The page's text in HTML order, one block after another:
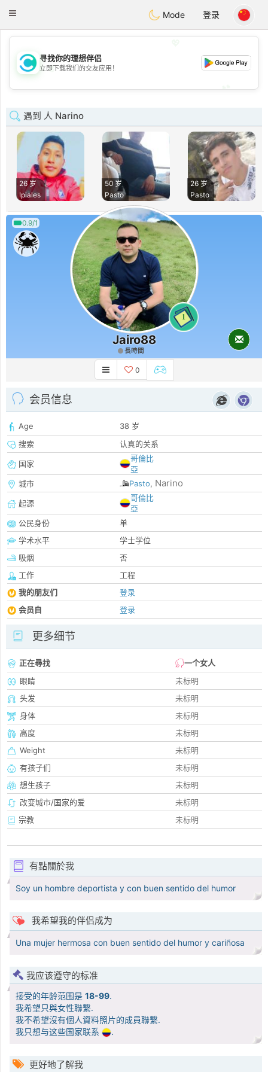
Citas
Toggle
Mode 登录
💖
💕
寻找你的理想伴侣
立即下载我们的交友应用！
遇到 人 Narino
26 岁
Ipiales
50 岁
Pasto
26 岁
Pasto
0.9/1
1
Jairo88
長時間
0
会员信息
Age
38 岁
搜索
认真的关系
国家
哥倫比
亞
城市
Pasto, Narino
起源
哥倫比
亞
公民身份
单
学术水平
学士学位
吸烟
否
工作
工程
我的朋友们
登录
会员自
登录
更多细节
正在尋找
一个女人
眼睛
未标明
头发
未标明
身体
未标明
高度
未标明
Weight
未标明
有孩子们
未标明
想生孩子
未标明
改变城市/国家的爱
未标明
宗教
未标明
有點關於我
Soy un hombre deportista y con buen sentido del humor
我希望我的伴侣成为
Una mujer hermosa con buen sentido del humor y cariñosa
我应该遵守的标准
接受的年龄范围是 18-99.
我希望只與女性聯繫.
我不希望沒有個人資料照片的成員聯繫.
我只想与这些国家联系
.
更好地了解我